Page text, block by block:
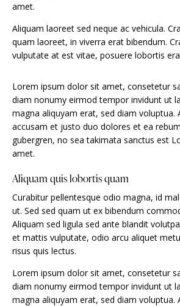
amet.
Aliquam laoreet sed neque ac vehicula.
quam laoreet, in viverra erat bibendum.
vulputate at est vitae, posuere lobortis
Lorem ipsum dolor sit amet, consetetur
diam nonumy eirmod tempor invidunt ut
magna aliquyam erat, sed diam voluptua.
accusam et justo duo dolores et ea
gubergren, no sea takimata sanctus est
amet.
Aliquam quis lobortis quam
Curabitur pellentesque odio magna, id
ut. Sed sed quam ut ex bibendum
Aliquam sed ligula sed ante blandit
et mattis vulputate, odio arcu aliquet
risus quis lectus.
Lorem ipsum dolor sit amet, consetetur
diam nonumy eirmod tempor invidunt ut
magna aliquyam erat, sed diam voluptua.